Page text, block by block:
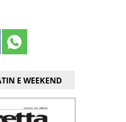
E WEEKEND